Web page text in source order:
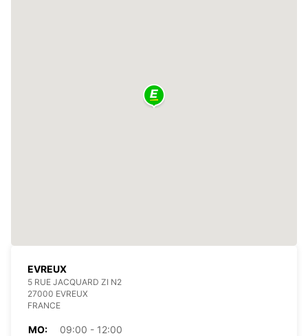
EVREUX
5 RUE JACQUARD ZI N2
27000 EVREUX
FRANCE
MO:
09:00 - 12:00